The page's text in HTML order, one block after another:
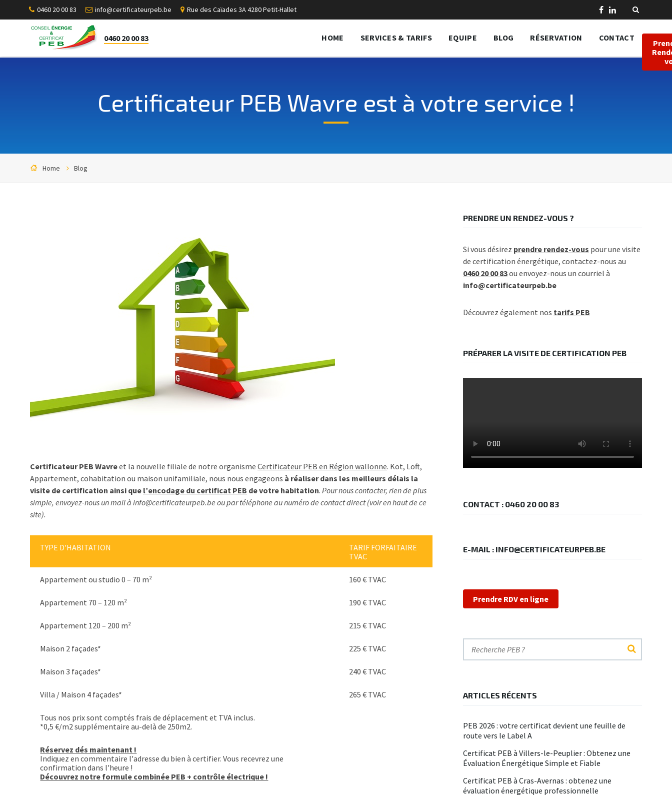
0460 20 00 83 info@certificateurpeb.be Rue des Caïades 3A 4280 Petit-Hallet
0460 20 00 83 HOME SERVICES & TARIFS EQUIPE BLOG RÉSERVATION CONTACT
Certificateur PEB Wavre est à votre service !
Home Blog
Certificateur PEB Wavreet la nouvelle filiale de notre organisme Certificateur PEB en Région wallonne. Kot, Loft,
Appartement, cohabitation ou maison unifamiliale, nous nous engageons à réaliser dans les meilleurs délais la
visite de certification ainsi que l’encodage du certificat PEB de votre habitation. Pour nous contacter, rien de plus
simple, envoyez-nous un mail à info@certificateurpeb.be ou par téléphone au numéro de contact direct (voir en haut de ce
site).
TYPE D'HABITATION
TARIF FORFAITAIRE
TVAC
Appartement ou studio 0 – 70 m² 160 € TVAC
Appartement 70 – 120 m² 190 € TVAC
Appartement 120 – 200 m² 215 € TVAC
Maison 2 façades* 225 € TVAC
Maison 3 façades* 240 € TVAC
Villa / Maison 4 façades* 265 € TVAC
Tous nos prix sont comptés frais de déplacement et TVA inclus.
*0,5 €/m2 supplémentaire au-delà de 250m2.
Réservez dés maintenant !
Indiquez en commentaire l'adresse du bien à certifier. Vous recevrez une
confirmation dans l'heure !
Découvrez notre formule combinée PEB + contrôle électrique !
PRENDRE UN RENDEZ-VOUS ?
Si vous désirez prendre rendez-vous pour une visite
de certification énergétique, contactez-nous au
0460 20 00 83ou envoyez-nous un courriel à
info@certificateurpeb.be
Découvrez également nos tarifs PEB
PRÉPARER LA VISITE DE CERTIFICATION PEB
CONTACT : 0460 20 00 83
E-MAIL : INFO@CERTIFICATEURPEB.BE
Prendre RDV en ligne
ARTICLES RÉCENTS
PEB 2026 : votre certificat devient une feuille de
route vers le Label A
Certificat PEB à Villers-le-Peuplier : Obtenez une
Évaluation Énergétique Simple et Fiable
Certificat PEB à Cras-Avernas : obtenez une
évaluation énergétique professionnelle